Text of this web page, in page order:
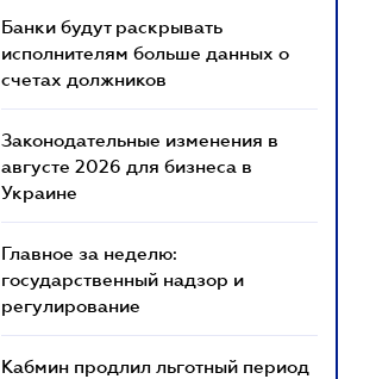
Банки будут раскрывать
исполнителям больше данных о
счетах должников
Законодательные изменения в
августе 2026 для бизнеса в
Украине
Главное за неделю:
государственный надзор и
регулирование
Кабмин продлил льготный период